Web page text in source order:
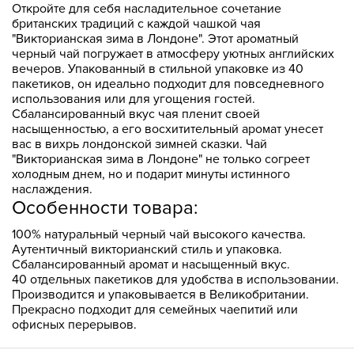
Откройте для себя насладительное сочетание
британских традиций с каждой чашкой чая
"Викторианская зима в Лондоне". Этот ароматный
черный чай погружает в атмосферу уютных английских
вечеров. Упакованный в стильной упаковке из 40
пакетиков, он идеально подходит для повседневного
использования или для угощения гостей.
Сбалансированный вкус чая пленит своей
насыщенностью, а его восхитительный аромат унесет
вас в вихрь лондонской зимней сказки. Чай
"Викторианская зима в Лондоне" не только согреет
холодным днем, но и подарит минуты истинного
наслаждения.
Особенности товара:
100% натуральный черный чай высокого качества.
Аутентичный викторианский стиль и упаковка.
Сбалансированный аромат и насыщенный вкус.
40 отдельных пакетиков для удобства в использовании.
Производится и упаковывается в Великобритании.
Прекрасно подходит для семейных чаепитий или
офисных перерывов.